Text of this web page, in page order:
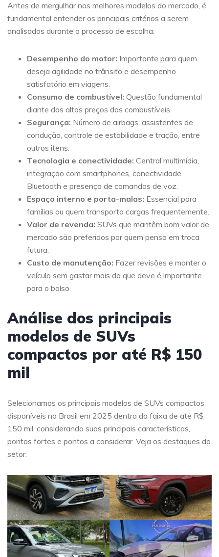
Antes de mergulhar nos melhores modelos do mercado, é
fundamental entender os principais critérios a serem
analisados durante o processo de escolha:
Desempenho do motor: Importante para quem
deseja agilidade no trânsito e desempenho
satisfatório em viagens.
Consumo de combustível: Questão fundamental
diante dos altos preços dos combustíveis.
Segurança: Número de airbags, assistentes de
condução, controle de estabilidade e tração, entre
outros itens.
Tecnologia e conectividade: Central multimídia,
integração com smartphones, conectividade
Bluetooth e presença de comandos de voz.
Espaço interno e porta-malas: Essencial para
famílias ou quem transporta cargas frequentemente.
Valor de revenda: SUVs que mantêm bom valor de
mercado são preferidos por quem pensa em troca
futura.
Custo de manutenção: Fazer revisões e manter o
veículo sem gastar mais do que deve é importante
para o bolso.
Análise dos principais
modelos de SUVs
compactos por até R$ 150
mil
Selecionamos os principais modelos de SUVs compactos
disponíveis no Brasil em 2025 dentro da faixa de até R$
150 mil, considerando suas principais características,
pontos fortes e pontos a considerar. Veja os destaques do
setor: